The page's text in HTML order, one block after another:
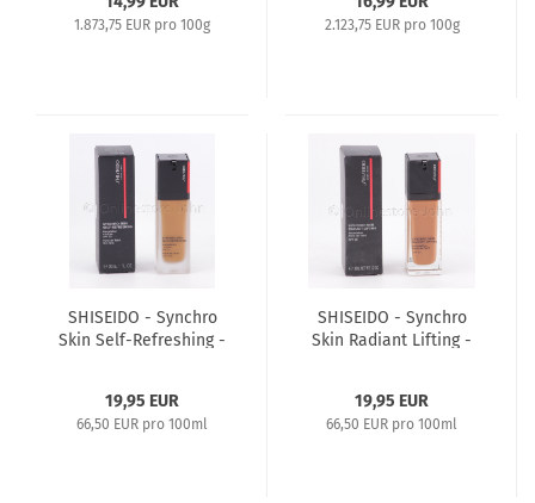
1.873,75 EUR pro 100g 2.123,75 EUR pro 100g
SHISEIDO - Synchro
Skin Self-Refreshing -
Suede
19,95 EUR
66,50 EUR pro 100ml
SHISEIDO - Synchro
Skin Radiant Lifting -
19,95 EUR
66,50 EUR pro 100ml